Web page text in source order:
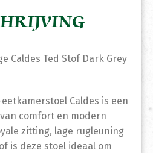
Caldes Ted Stof Dark Grey
Caldes is een
comfort en modern
zitting, lage rugleuning
is deze stoel ideaal om